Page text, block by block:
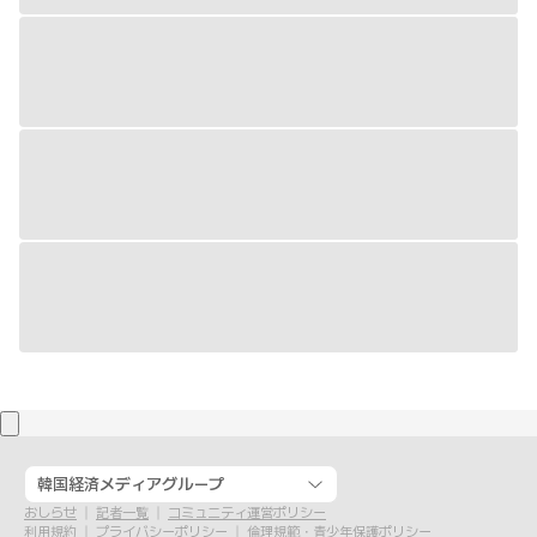
韓国経済メディアグループ
おしらせ 記者一覧
コミュニティ運営ポリシー
利用規約
プライバシーポリシー 倫理規範・青少年保護ポリシー